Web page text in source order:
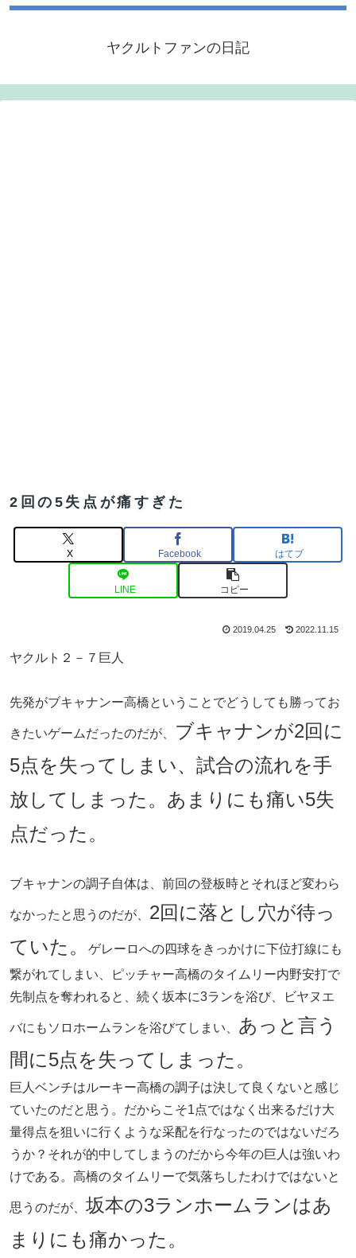
ヤクルトファンの日記
2回の5失点が痛すぎた
X Facebook はてブ
LINE コピー
2019.04.25 2022.11.15
ヤクルト２－７巨人
先発がブキャナンー高橋ということでどうしても勝ってお
きたいゲームだったのだが、
ブキャナンが2回に
5点を失ってしまい、試合の流れを手
放してしまった。あまりにも痛い5失
点だった。
ブキャナンの調子自体は、前回の登板時とそれほど変わら
なかったと思うのだが、 2回に落とし穴が待っ
ていた。
ゲレーロへの四球をきっかけに下位打線にも
繋がれてしまい、ピッチャー高橋のタイムリー内野安打で
先制点を奪われると、続く坂本に3ランを浴び、ビヤヌエ
バにもソロホームランを浴びてしまい、 あっと言う
間に5点を失ってしまった。
巨人ベンチはルーキー高橋の調子は決して良くないと感じ
ていたのだと思う。だからこそ1点ではなく出来るだけ大
量得点を狙いに行くような采配を行なったのではないだろ
うか？それが的中してしまうのだから今年の巨人は強いわ
けである。高橋のタイムリーで気落ちしたわけではないと
思うのだが、 坂本の3ランホームランはあ
まりにも痛かった。